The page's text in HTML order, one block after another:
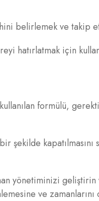
belirlemek ve takip
hatırlatmak için
formülü,
şekilde
yönetiminizi geliştirin
ve